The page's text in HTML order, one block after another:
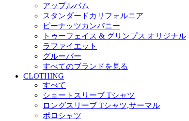
アップルバム
スタンダードカリフォルニア
ピーナッツカンパニー
トゥーフェイス & グリンプス オリジナル
ラファイエット
グルーバー
すべてのブランドを見る
CLOTHING
すべて
ショートスリーブ Tシャツ
ロングスリーブ Tシャツ,サーマル
ポロシャツ